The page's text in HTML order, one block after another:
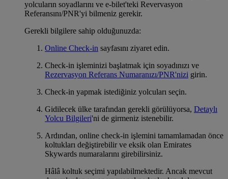
yolcuların soyadlarını ve e-bilet'teki Revervasyon
Referansını/PNR'yi bilmeniz gerekir.
Gerekli bilgilere sahip olduğunuzda:
Online Check-in sayfasını ziyaret edin.
Check-in işleminizi başlatmak için soyadınızı ve
Rezervasyon Referans Numaranızı/PNR'nizi girin.
Check-in yapmak istediğiniz yolcuları seçin.
Gidilecek ülke tarafından gerekli görülüyorsa, Detaylı
Yolcu Bilgileri'ni de girmeniz istenebilir.
Ardından, online check-in işlemini tamamlamadan önce
koltukları değiştirebilir ve eksik olan Emirates
Skywards numaralarını girebilirsiniz.
Hâlâ koltuk seçimi yapılabilmektedir. Ancak mevcut